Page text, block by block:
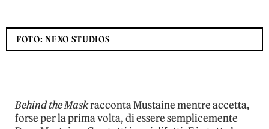
FOTO: NEXO STUDIOS
Behind the Maskracconta Mustaine mentre accetta,
forse per la prima volta, di essere semplicemente